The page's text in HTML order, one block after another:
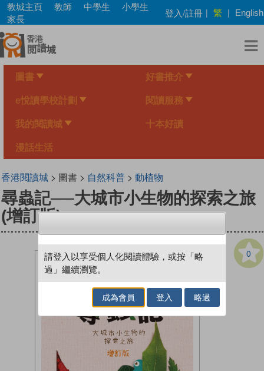
Skip
main
content
教城主頁 教師 中學生
小學生
家長
登入/註冊 | 繁 | English
圖書 好書推介
e悅讀學校計劃 閱讀服務
我的閱讀城 十本好讀
漫話生活
香港閱讀城> 圖書 > 自然科普> 動植物
尋蟲記──大城市小生物的探索之旅
(增訂版)
0
請登入以享受個人化閱讀體驗，或按「略
過」繼續瀏覽。
成為會員 登入 略過